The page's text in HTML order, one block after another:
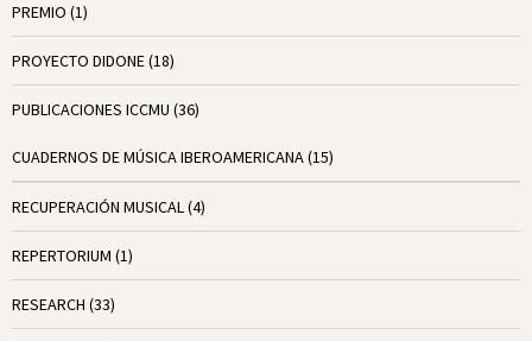
PREMIO (1)
PROYECTO DIDONE(18)
PUBLICACIONES ICCMU (36)
CUADERNOS DE MÚSICA IBEROAMERICANA(15)
RECUPERACIÓN MUSICAL(4)
REPERTORIUM (1)
RESEARCH (33)